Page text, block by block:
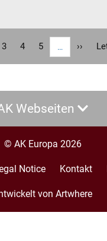
Seite
3 Seite
4 Seite
5 … ››
Webseiten
© AK Europa 2026
Notice Kontakt
von Artwhere